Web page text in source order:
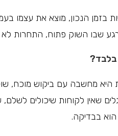
בזמן הנכון, מוצא את
שבו השוק פתוח, התחרות לא
בלבד?
היא מחשבה עם ביקוש מוכח,
שאין לקוחות שיכולים
בבדיקה.